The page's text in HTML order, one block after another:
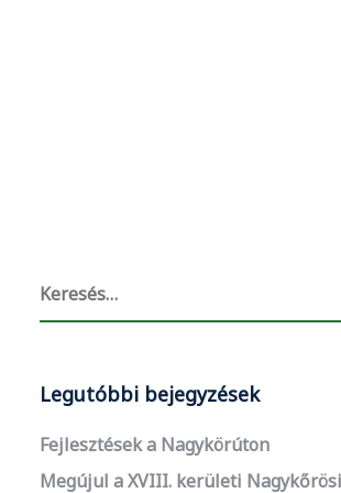
Legutóbbi bejegyzések
Fejlesztések a Nagykörúton
Megújul a XVIII. kerületi